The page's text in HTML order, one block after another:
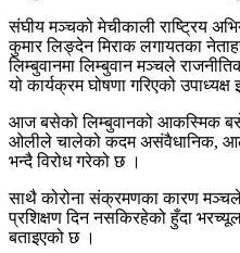
संघीय मञ्चको मेचीकाली राष्ट्रिय
कुमार लिङ्देन मिराक लगायतका
लिम्बुवानमा लिम्बुवान मञ्चले
यो कार्यक्रम घोषणा गरिएको
आज बसेको लिम्बुवानको आकस्मिक
ओलीले चालेको कदम असंवैधानिक,
भन्दै विरोध गरेको छ ।
साथै कोरोना संक्रमणका कारण
प्रशिक्षण दिन नसकिरहेको हुँदा
बताइएको छ ।